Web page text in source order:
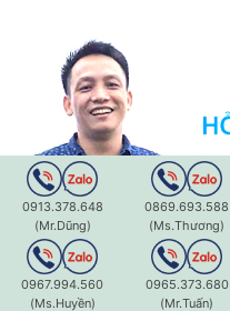
0913 378 648
0964 886 895
0913.378.648
(Mr.Dũng)
0869.693.588
(Ms.Thương)
0967.994.560
(Ms.Huyền)
0965.373.680
(Mr.Tuấn)